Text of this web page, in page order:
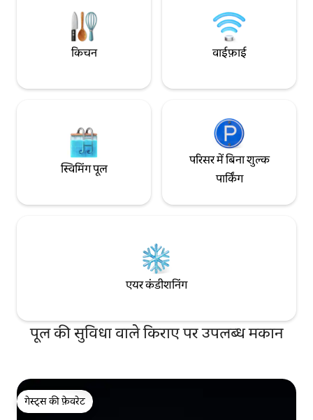
किचन वाईफ़ाई
स्विमिंग पूल
परिसर में बिना शुल्क
पार्किंग
एयर कंडीशनिंग
पूल की सुविधा वाले किराए पर उपलब्ध मकान
गेस्ट्स की फ़ेवरेट
गेस्ट्स की फ़ेवरेट